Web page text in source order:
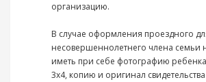
организацию.
В случае оформления проездного
несовершеннолетнего члена семьи
иметь при себе фотографию
3х4, копию и оригинал